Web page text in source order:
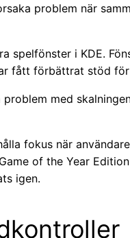
problem när
spelfönster i KDE.
fått förbättrat stöd
med
fokus när
of the Year
igen.